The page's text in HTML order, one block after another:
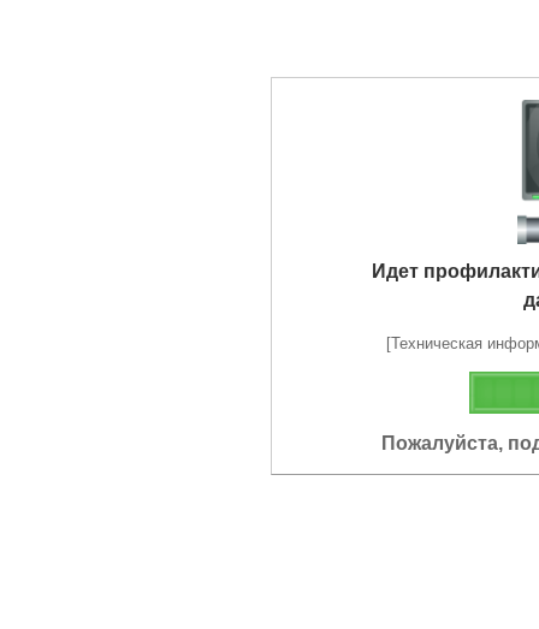
Идет
[Техническая
Пожалуйста,